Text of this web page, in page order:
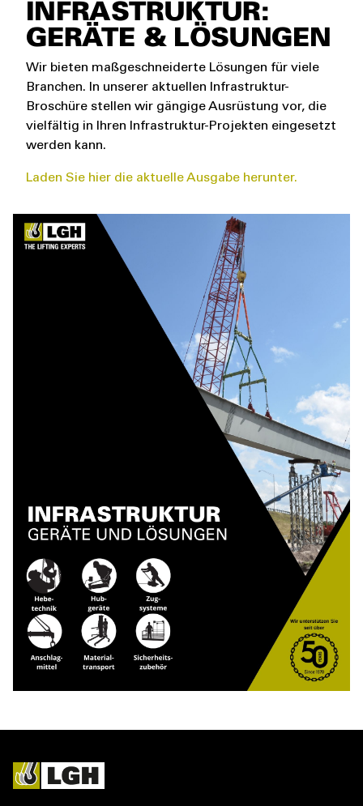
INFRASTRUKTUR:
GERÄTE & LÖSUNGEN
Wir bieten maßgeschneiderte Lösungen für viele
Branchen. In unserer aktuellen Infrastruktur-
Broschüre stellen wir gängige Ausrüstung vor, die
vielfältig in Ihren Infrastruktur-Projekten eingesetzt
werden kann.
Laden Sie hier die aktuelle Ausgabe herunter.